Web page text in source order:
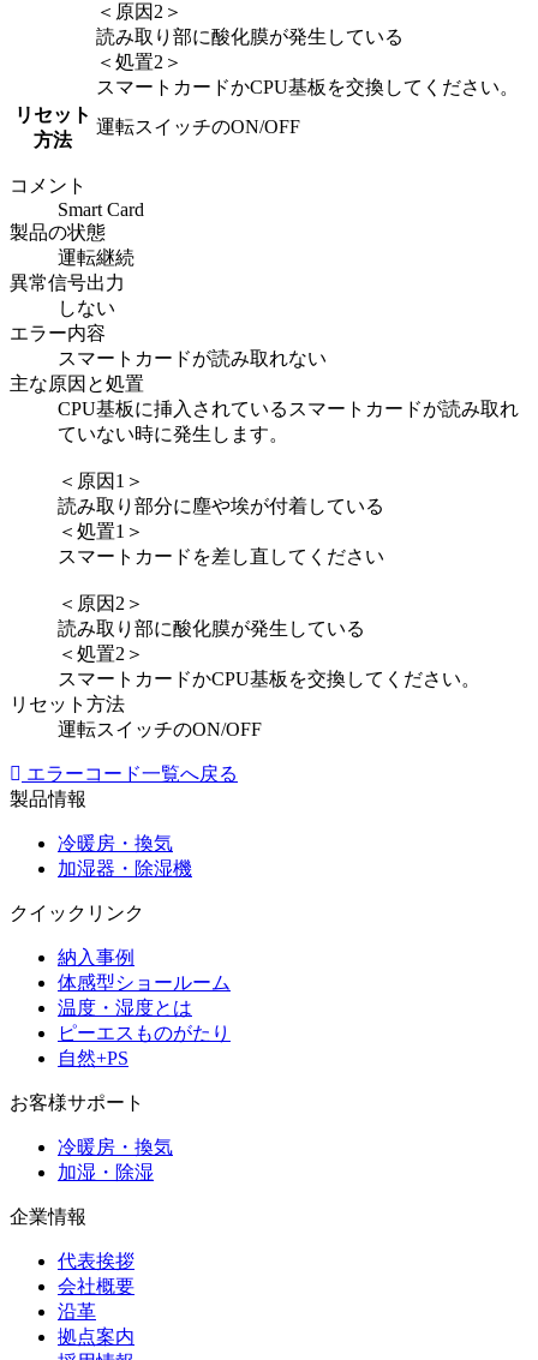
＜原因2＞
読み取り部に酸化膜が発生している
＜処置2＞
スマートカードかCPU基板を交換してください。
リセット
方法
運転スイッチのON/OFF
コメント
Smart Card
製品の状態
運転継続
異常信号出力
しない
エラー内容
スマートカードが読み取れない
主な原因と処置
CPU基板に挿入されているスマートカードが読み取れ
ていない時に発生します。
＜原因1＞
読み取り部分に塵や埃が付着している
＜処置1＞
スマートカードを差し直してください
＜原因2＞
読み取り部に酸化膜が発生している
＜処置2＞
スマートカードかCPU基板を交換してください。
リセット方法
運転スイッチのON/OFF
エラーコード一覧へ戻る
製品情報
冷暖房・換気
加湿器・除湿機
クイックリンク
納入事例
体感型ショールーム
温度・湿度とは
ピーエスものがたり
自然+PS
お客様サポート
冷暖房・換気
加湿・除湿
企業情報
代表挨拶
会社概要
沿革
拠点案内